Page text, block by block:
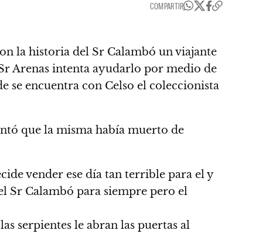
COMPARTIR
la historia del Sr Calambó un viajante
Arenas intenta ayudarlo por medio de
se encuentra con Celso el coleccionista
que la misma había muerto de
vender ese día tan terrible para el y
Sr Calambó para siempre pero el
serpientes le abran las puertas al